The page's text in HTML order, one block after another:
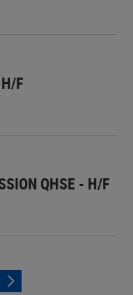
F
QHSE - H/F